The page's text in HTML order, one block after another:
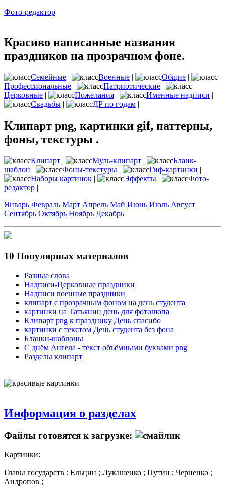
Фото-редактор
Красиво написанные названия
праздников на прозрачном фоне.
Семейные | Военные | Общие |
Профессиональные | Патриотические |
Церковные | Пожелания | Именные надписи |
Свадьбы | ДР по годам |
Клипарт png, картинки gif, паттерны,
фоны, текстуры .
Клипарт | Муль-клипарт |
Бланк-
шаблон | Фоны-текстуры | Гиф-картинки |
Наборы картинок | Эффекты |
Фото-
редактор |
Январь Февраль Март Апрель Май Июнь Июль Август
Сентябрь Октябрь Ноябрь Декабрь
10 Популярных материалов
Разные слова
Надписи-Церковные праздники
Надписи военные праздники
клипарт с прозрачным фоном на день студента
картинки на Татьянин день для фотошопа
Клипарт png к празднику День спасибо
картинки с текстом День студента без фона
Бланки-шаблоны
С днём Ангела - текст объёмными буквами png
Разделы клипарт
Информация о разделах
Файлы готовятся к загрузке:
Картинки:
Главы государств : Ельцин ; Лукашенко ; Путин ; Черненко ;
Андропов ;